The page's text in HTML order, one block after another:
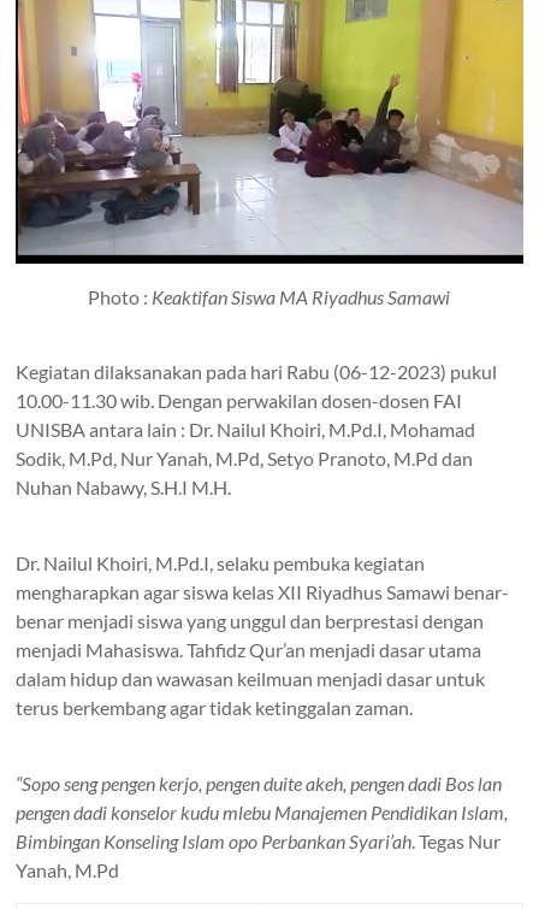
Photo : Keaktifan Siswa MA Riyadhus Samawi
Kegiatan dilaksanakan pada hari Rabu (06-12-2023) pukul
10.00-11.30 wib. Dengan perwakilan dosen-dosen FAI
UNISBA antara lain : Dr. Nailul Khoiri, M.Pd.I, Mohamad
Sodik, M.Pd, Nur Yanah, M.Pd, Setyo Pranoto, M.Pd dan
Nuhan Nabawy, S.H.I M.H.
Dr. Nailul Khoiri, M.Pd.I, selaku pembuka kegiatan
mengharapkan agar siswa kelas XII Riyadhus Samawi benar-
benar menjadi siswa yang unggul dan berprestasi dengan
menjadi Mahasiswa. Tahfidz Qur’an menjadi dasar utama
dalam hidup dan wawasan keilmuan menjadi dasar untuk
terus berkembang agar tidak ketinggalan zaman.
“Sopo seng pengen kerjo, pengen duite akeh, pengen dadi Bos lan
pengen dadi konselor kudu mlebu Manajemen Pendidikan Islam,
Bimbingan Konseling Islam opo Perbankan Syari’ah . Tegas Nur
Yanah, M.Pd